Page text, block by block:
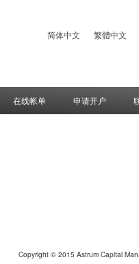
简体中文 繁體中文
在线帐单 申请开户
Copyright © 2015 Astrum Capital